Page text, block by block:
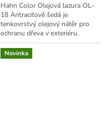
Hahn Color Olejová lazura OL-
18 Antracitově šedá je
tenkovrstvý olejový nátěr pro
ochranu dřeva v exteriéru.
Kombinace alkydových
pryskyřic a lněného oleje
proniká do struktury...
Novinka